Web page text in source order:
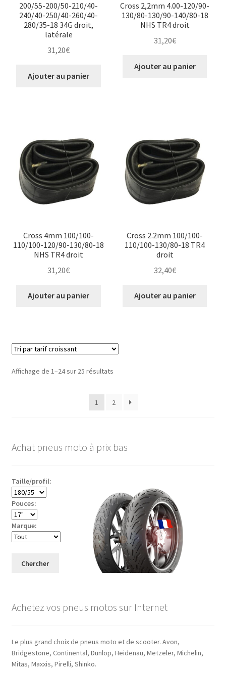
200/55-200/50-210/40-
240/40-250/40-260/40-
280/35-18 34G droit,
latérale
31,20€
Ajouter au panier
Cross 2,2mm 4.00-120/90-
130/80-130/90-140/80-18
NHS TR4 droit
31,20€
Ajouter au panier
Cross 4mm 100/100-
110/100-120/90-130/80-18
NHS TR4 droit
31,20€
Ajouter au panier
Cross 2.2mm 100/100-
110/100-130/80-18 TR4
droit
32,40€
Ajouter au panier
Affichage de 1–24 sur 25 résultatsTrié
croissant
1 2
Achat pneus moto à prix bas
Taille/profil:
Pouces:
Marque:
Chercher
Achetez vos pneus motos sur Internet
Le plus grand choix de pneus moto et de scooter. Avon,
Bridgestone, Continental, Dunlop, Heidenau, Metzeler, Michelin,
Mitas, Maxxis, Pirelli, Shinko.